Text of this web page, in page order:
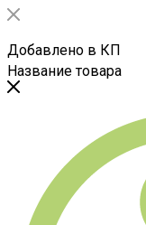
Добавлено в КП
Название товара